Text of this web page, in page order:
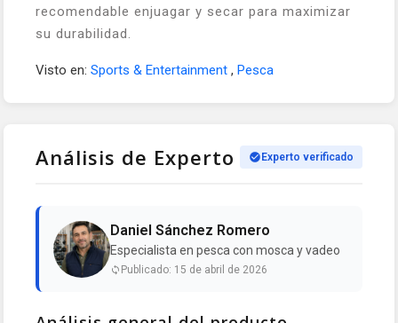
recomendable enjuagar y secar para maximizar
su durabilidad.
Visto en: Sports & Entertainment , Pesca
Análisis de Experto Experto verificado
Daniel Sánchez Romero
Especialista en pesca con mosca y vadeo
Publicado: 15 de abril de 2026